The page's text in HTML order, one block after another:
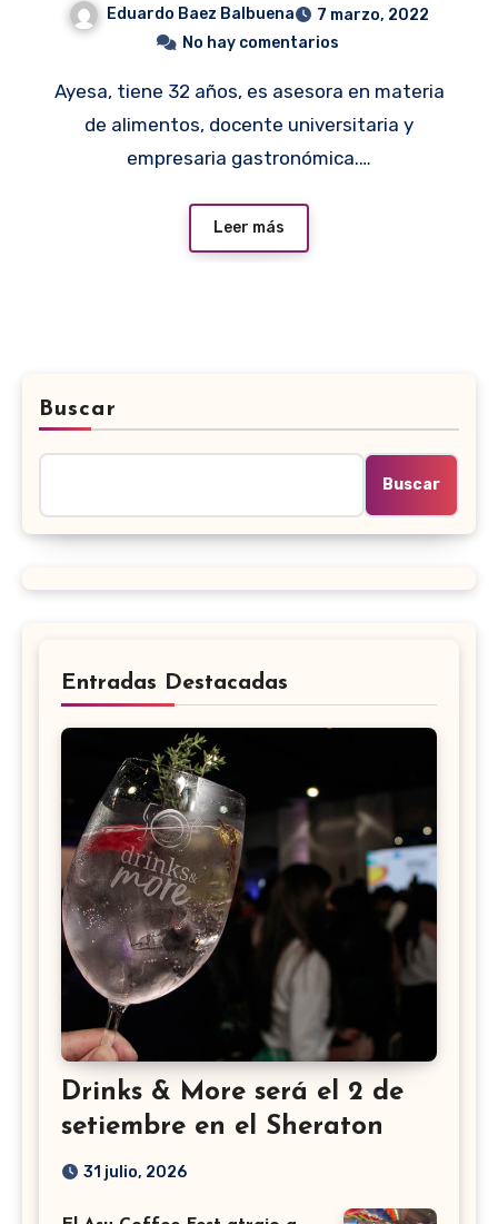
Eduardo Baez Balbuena
7 marzo, 2022
No hay comentarios
Ayesa, tiene 32 años, es asesora en materia
de alimentos, docente universitaria y
empresaria gastronómica.…
Leer más
Buscar
Buscar
Entradas Destacadas
Drinks & More será el 2 de
setiembre en el Sheraton
31 julio, 2026